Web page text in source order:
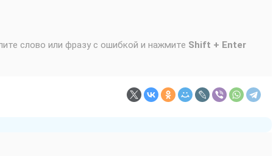
слово или фразу с ошибкой и нажмите Shift + Enter